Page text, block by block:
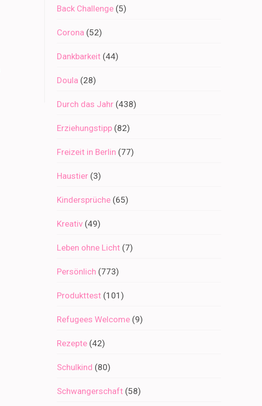
Back Challenge (5)
Corona (52)
Dankbarkeit (44)
Doula (28)
Durch das Jahr (438)
Erziehungstipp (82)
Freizeit in Berlin (77)
Haustier (3)
Kindersprüche (65)
Kreativ (49)
Leben ohne Licht (7)
Persönlich (773)
Produkttest (101)
Refugees Welcome (9)
Rezepte (42)
Schulkind (80)
Schwangerschaft (58)